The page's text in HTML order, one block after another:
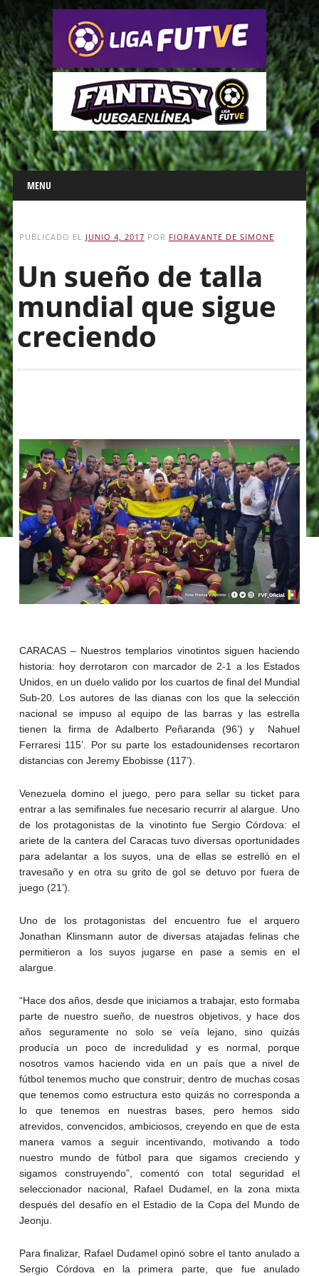
Main menu
Skip
to
content
MENU
PUBLICADO EL JUNIO 4, 2017 POR FIORAVANTE DE SIMONE
Un sueño de talla
mundial que sigue
creciendo
CARACAS – Nuestros templarios vinotintos siguen haciendo
historia: hoy derrotaron con marcador de 2-1 a los Estados
Unidos, en un duelo valido por los cuartos de final del Mundial
Sub-20. Los autores de las dianas con los que la selección
nacional se impuso al equipo de las barras y las estrella
tienen la firma de Adalberto Peñaranda (96’) y Nahuel
Ferraresi 115’. Por su parte los estadounidenses recortaron
distancias con Jeremy Ebobisse (117’).
Venezuela domino el juego, pero para sellar su ticket para
entrar a las semifinales fue necesario recurrir al alargue. Uno
de los protagonistas de la vinotinto fue Sergio Córdova: el
ariete de la cantera del Caracas tuvo diversas oportunidades
para adelantar a los suyos, una de ellas se estrelló en el
travesaño y en otra su grito de gol se detuvo por fuera de
juego (21’).
Uno de los protagonistas del encuentro fue el arquero
Jonathan Klinsmann autor de diversas atajadas felinas che
permitieron a los suyos jugarse en pase a semis en el
alargue.
“Hace dos años, desde que iniciamos a trabajar, esto formaba
parte de nuestro sueño, de nuestros objetivos, y hace dos
años seguramente no solo se veía lejano, sino quizás
producía un poco de incredulidad y es normal, porque
nosotros vamos haciendo vida en un país que a nivel de
fútbol tenemos mucho que construir; dentro de muchas cosas
que tenemos como estructura esto quizás no corresponda a
lo que tenemos en nuestras bases, pero hemos sido
atrevidos, convencidos, ambiciosos, creyendo en que de esta
manera vamos a seguir incentivando, motivando a todo
nuestro mundo de fútbol para que sigamos creciendo y
sigamos construyendo”, comentó con total seguridad el
seleccionador nacional, Rafael Dudamel, en la zona mixta
después del desafío en el Estadio de la Copa del Mundo de
Jeonju.
Para finalizar, Rafael Dudamel opinó sobre el tanto anulado a
Sergio Córdova en la primera parte, que fue anulado